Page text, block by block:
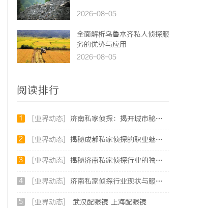
2026-08-05
全面解析乌鲁木齐私人侦探服
务的优势与应用
2026-08-05
阅读排行
1 [业界动态] 济南私家侦探：揭开城市秘密的专业侦查服务
2 [业界动态] 揭秘成都私家侦探的职业魅力与现实挑战
3 [业界动态] 揭秘济南私家侦探行业的独特魅力与专业服务
4 [业界动态] 济南私家侦探行业现状与服务解析：专业调查助您安心
5 [业界动态] 武汉配眼镜 上海配眼镜